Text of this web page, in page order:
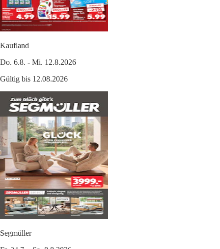
Kaufland
Do. 6.8. - Mi. 12.8.2026
Gültig bis 12.08.2026
Segmüller